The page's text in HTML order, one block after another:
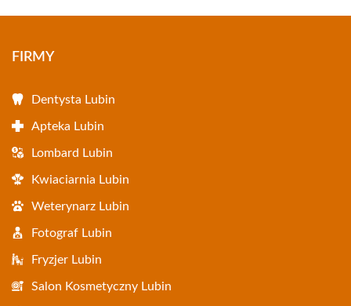
FIRMY
Dentysta Lubin
Apteka Lubin
Lombard Lubin
Kwiaciarnia Lubin
Weterynarz Lubin
Fotograf Lubin
Fryzjer Lubin
Salon Kosmetyczny Lubin